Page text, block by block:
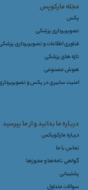
مجله مارکوپس
پکس
تصویربرداری پزشکی
فناوری اطلاعات و تصویربرداری
تازه های پزشکی
هوش مصنوعی
امنیت سایبری در پکس و
درباره ما بدانید و از ما بپرسید
درباره مارکوپکس
تماس با ما
گواهی نامه‌ها و مجوزها
پشتیبانی
سوالات متداول